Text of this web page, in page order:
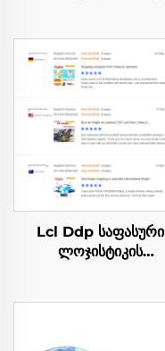
Lcl Ddp საფასური
ლოჯისტიკის